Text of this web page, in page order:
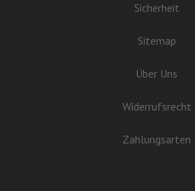
Sicherheit
Sitemap
Über Uns
Widerrufsrecht
Zahlungsarten